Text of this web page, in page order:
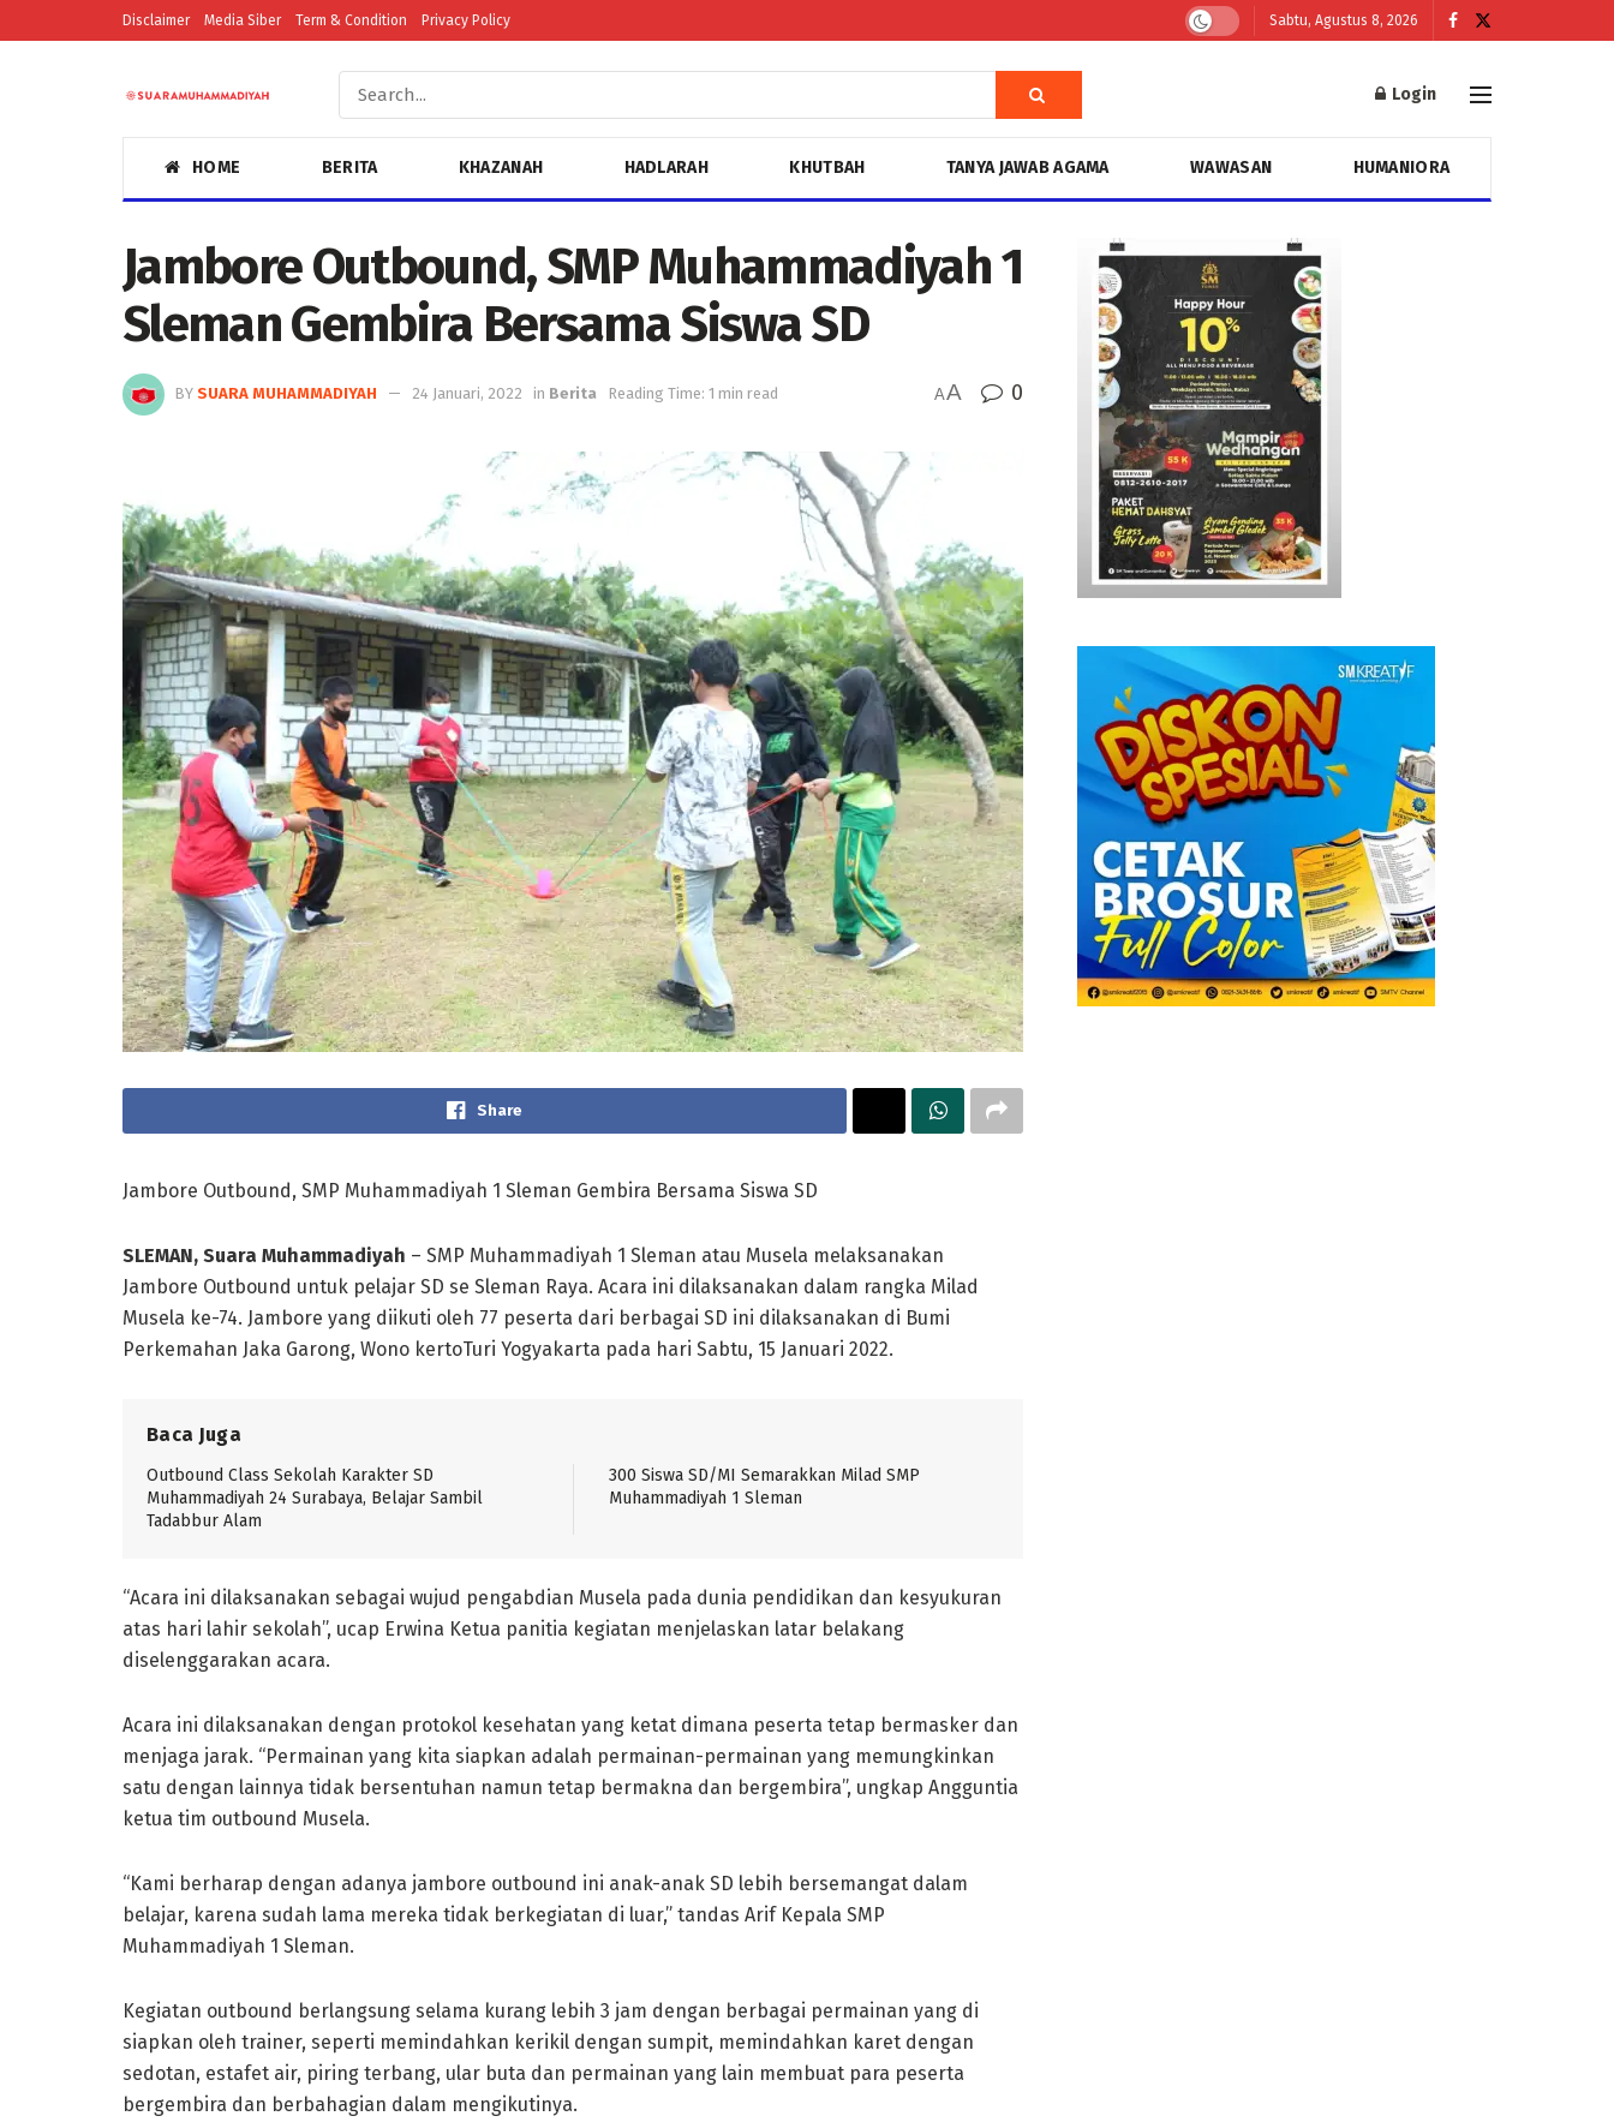
Disclaimer Media Siber Term & Condition Privacy Policy Sabtu, Agustus 8, 2026
Login
HOME BERITA KHAZANAH HADLARAH KHUTBAH TANYA JAWAB AGAMA WAWASAN HUMANIORA
Jambore Outbound, SMP Muhammadiyah 1
Sleman Gembira Bersama Siswa SD
BY SUARA MUHAMMADIYAH 24 Januari, 2022 in Berita Reading Time: 1 min read AA 0
Share
Jambore Outbound, SMP Muhammadiyah 1 Sleman Gembira Bersama Siswa SD
SLEMAN, Suara Muhammadiyah – SMP Muhammadiyah 1 Sleman atau Musela melaksanakan
Jambore Outbound untuk pelajar SD se Sleman Raya. Acara ini dilaksanakan dalam rangka Milad
Musela ke-74. Jambore yang diikuti oleh 77 peserta dari berbagai SD ini dilaksanakan di Bumi
Perkemahan Jaka Garong, Wono kertoTuri Yogyakarta pada hari Sabtu, 15 Januari 2022.
Baca Juga
Outbound Class Sekolah Karakter SD
Muhammadiyah 24 Surabaya, Belajar Sambil
Tadabbur Alam
300 Siswa SD/MI Semarakkan Milad SMP
Muhammadiyah 1 Sleman
“Acara ini dilaksanakan sebagai wujud pengabdian Musela pada dunia pendidikan dan kesyukuran
atas hari lahir sekolah”, ucap Erwina Ketua panitia kegiatan menjelaskan latar belakang
diselenggarakan acara.
Acara ini dilaksanakan dengan protokol kesehatan yang ketat dimana peserta tetap bermasker dan
menjaga jarak. “Permainan yang kita siapkan adalah permainan-permainan yang memungkinkan
satu dengan lainnya tidak bersentuhan namun tetap bermakna dan bergembira”, ungkap Angguntia
ketua tim outbound Musela.
“Kami berharap dengan adanya jambore outbound ini anak-anak SD lebih bersemangat dalam
belajar, karena sudah lama mereka tidak berkegiatan di luar,” tandas Arif Kepala SMP
Muhammadiyah 1 Sleman.
Kegiatan outbound berlangsung selama kurang lebih 3 jam dengan berbagai permainan yang di
siapkan oleh trainer, seperti memindahkan kerikil dengan sumpit, memindahkan karet dengan
sedotan, estafet air, piring terbang, ular buta dan permainan yang lain membuat para peserta
bergembira dan berbahagian dalam mengikutinya.